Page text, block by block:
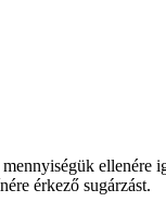
ellenére
érkező sugárzást.